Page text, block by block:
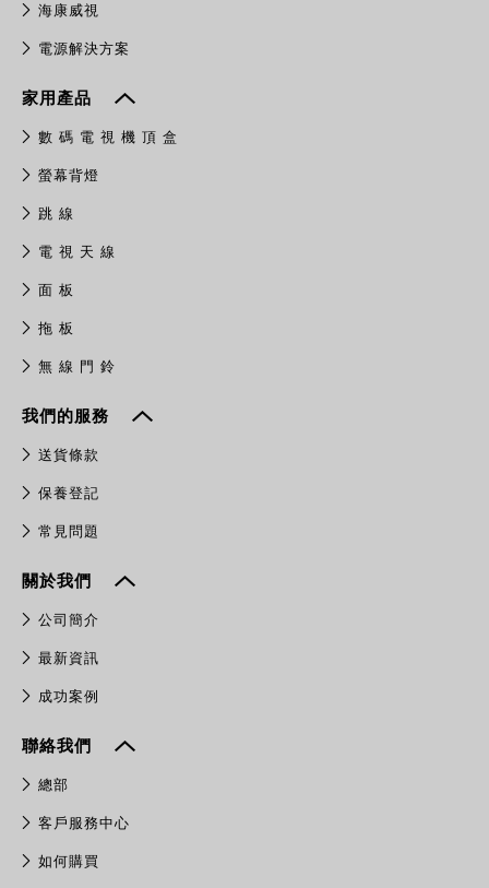
​海康威視
電源解決方案
家用產品
數 碼 電 視 機 頂 盒
螢幕背燈
跳 線
電 視 天 線
面 板
拖 板
無 線 門 鈴
我們的服務
送貨條款
保養登記
常見問題
關於我們
公司簡介
最新資訊
成功案例
聯絡我們
總部
客戶服務中心
如何購買